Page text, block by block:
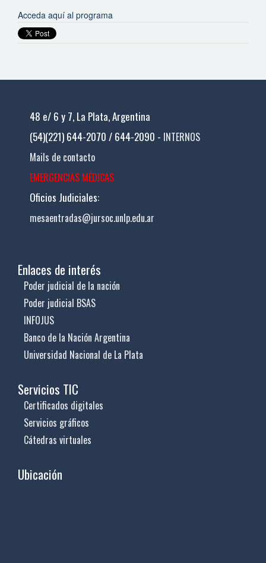
Acceda aquí al programa
48 e/ 6 y 7, La Plata, Argentina
(54)(221) 644-2070 / 644-2090 - INTERNOS
Mails de contacto
EMERGENCIAS MÉDICAS
Oficios Judiciales:
mesaentradas@jursoc.unlp.edu.ar
Enlaces de interés
Poder judicial de la nación
Poder judicial BSAS
INFOJUS
Banco de la Nación Argentina
Universidad Nacional de La Plata
Servicios TIC
Certificados digitales
Servicios gráficos
Cátedras virtuales
Ubicación